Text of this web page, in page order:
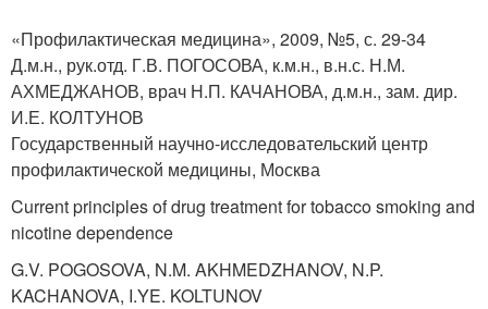
«Профилактическая медицина», 2009, №5, с. 29-34
Д.м.н., рук.отд. Г.В. ПОГОСОВА, к.м.н., в.н.с. Н.М.
АХМЕДЖАНОВ, врач Н.П. КАЧАНОВА, д.м.н., зам. дир.
И.Е. КОЛТУНОВ
Государственный научно-исследовательский центр
профилактической медицины, Москва
Current principles of drug treatment for tobacco smoking and
nicotine dependence
G.V. POGOSOVA, N.M. AKHMEDZHANOV, N.P.
KACHANOVA, I.YE. KOLTUNOV